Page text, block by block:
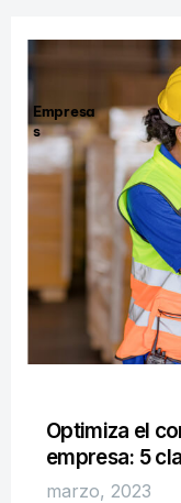
Empresa
s
Optimiza el
empresa: 5
marzo, 2023